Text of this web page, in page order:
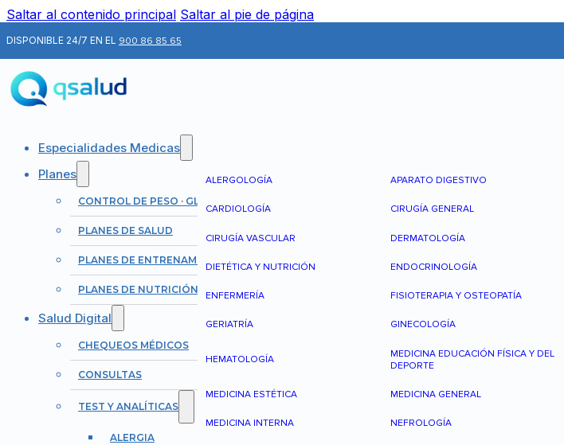
Saltar al contenido principal Saltar al pie de página
DISPONIBLE 24/7 EN EL 900 86 85 65
Especialidades Medicas
ALERGOLOGÍA APARATO DIGESTIVO
CARDIOLOGÍA CIRUGÍA GENERAL
CIRUGÍA VASCULAR DERMATOLOGÍA
DIETÉTICA Y NUTRICIÓN ENDOCRINOLOGÍA
ENFERMERÍA FISIOTERAPIA Y OSTEOPATÍA
GERIATRÍA GINECOLOGÍA
HEMATOLOGÍA
MEDICINA EDUCACIÓN FÍSICA Y DEL
DEPORTE
MEDICINA ESTÉTICA MEDICINA GENERAL
MEDICINA INTERNA NEFROLOGÍA
Planes
CONTROL DE PESO · GLP-1
PLANES DE SALUD
PLANES DE ENTRENAMIENTO
PLANES DE NUTRICIÓN
Salud Digital
CHEQUEOS MÉDICOS
CONSULTAS
TEST Y ANALÍTICAS
ALERGIA